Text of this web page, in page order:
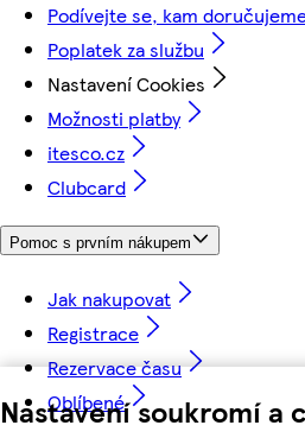
Nastavení soukromí a
Podívejte se, kam
Poplatek za službu
Nastavení Cookies
Možnosti platby
itesco.cz
Clubcard
Pomoc s prvním nákupem
Jak nakupovat
Registrace
Rezervace času
Oblíbené